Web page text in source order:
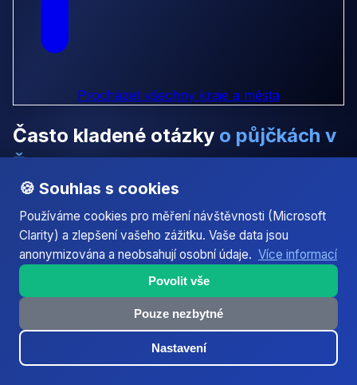
Procházet všechny kraje a města
Často kladené otázky o půjčkách v
Žamberk
půjček v Žamberk. Pokud nenajdete odpověď na svou
otázku, kontaktujte nás.
nejbezpečnější pro žádost o půjčku – Město v
Podorlicku • Pardubický kraj • PSČ 564 01 •
cca 6 000 obyvatel?
🍪 Souhlas s cookies
Používáme cookies pro měření návštěvnosti (Microsoft
Clarity) a zlepšení vašeho zážitku. Vaše data jsou
anonymizována a neobsahují osobní údaje. Více informací
Povolit vše
Pouze nezbytné
Nastavení